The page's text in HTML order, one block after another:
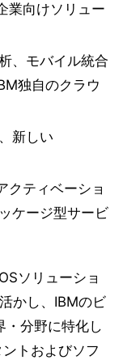
業向けソリュー
、モバイル統合
独自のクラウ
新しい
クティベーショ
ケージ型サービ
ソリューショ
かし、IBMのビ
・分野に特化し
トおよびソフ